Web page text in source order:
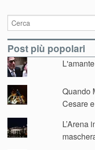
Post più popolari
Quando
Cesare
L’Arena